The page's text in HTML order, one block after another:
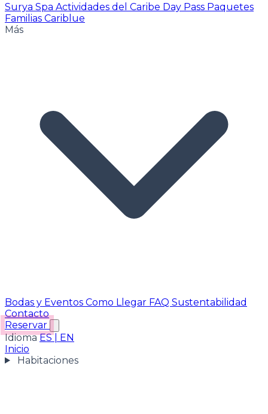
Surya Spa Actividades del Caribe Day Pass Paquetes
Familias Cariblue
Más
Bodas y Eventos Como Llegar FAQ Sustentabilidad
Contacto
Reservar
Idioma ES
EN
Inicio
Habitaciones